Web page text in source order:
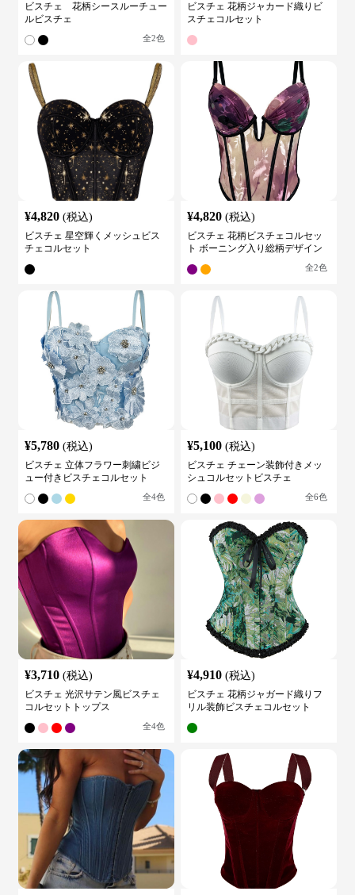
ビスチェ 花柄シースルーチュー
ルビスチェ
全2色
ビスチェ 花柄ジャカード織りビ
スチェコルセット
¥4,820 (税込)
ビスチェ 星空輝くメッシュビス
チェコルセット
¥4,820 (税込)
ビスチェ 花柄ビスチェコルセッ
ト ボーニング入り総柄デザイン
全2色
¥5,780 (税込)
ビスチェ 立体フラワー刺繍ビジ
ュー付きビスチェコルセット
全4色
¥5,100 (税込)
ビスチェ チェーン装飾付きメッ
シュコルセットビスチェ
全6色
¥3,710 (税込)
ビスチェ 光沢サテン風ビスチェ
コルセットトップス
全4色
¥4,910 (税込)
ビスチェ 花柄ジャガード織りフ
リル装飾ビスチェコルセット